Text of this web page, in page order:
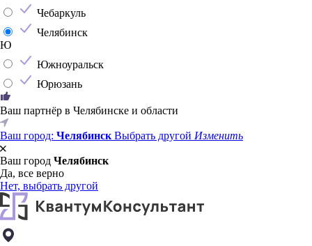
Чебаркуль
Челябинск
Ю
Южноуральск
Юрюзань
Ваш партнёр в Челябинске и области
Ваш город: Челябинск Выбрать другой Изменить
Ваш город Челябинск
Да, все верно
Нет, выбрать другой